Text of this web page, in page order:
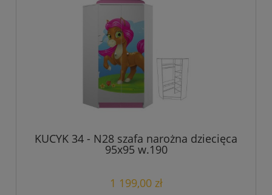
KUCYK 34 - N28 szafa narożna dziecięca
95x95 w.190
1 199,00 zł